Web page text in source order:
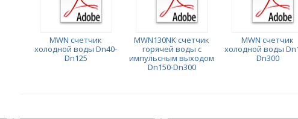
MWN счетчик
холодной воды Dn40-
Dn125
MWN130NK счетчик
горячей воды с
импульсным выходом
Dn150-Dn300
MWN счетчик
холодной воды
Dn300